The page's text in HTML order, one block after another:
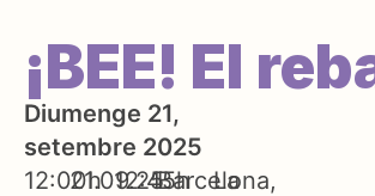
¡BEE! El
Diumenge 21,
setembre 2025
12:00h21.09.25
12:45hBarcelona
La